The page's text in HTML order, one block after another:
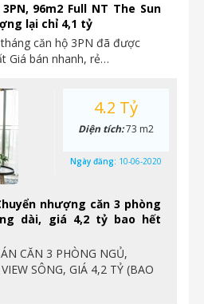
96m2 Full NT The Sun
lại chỉ 4,1 tỷ
căn hộ 3PN đã được
Giá bán nhanh, rẻ…
nhượng căn 3 phòng
dài, giá 4,2 tỷ bao hết
CĂN 3 PHÒNG NGỦ,
SÔNG, GIÁ 4,2 TỶ (BAO
4.2 Tỷ
Diện tích:73 m2
Ngày đăng: 10-06-2020